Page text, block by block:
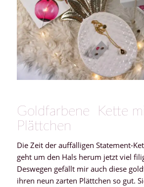
Goldfarbene Kette
Plättchen
Die Zeit der auffälligen Statement-
geht um den Hals herum jetzt viel
Deswegen gefällt mir auch diese
ihren neun zarten Plättchen so gut.